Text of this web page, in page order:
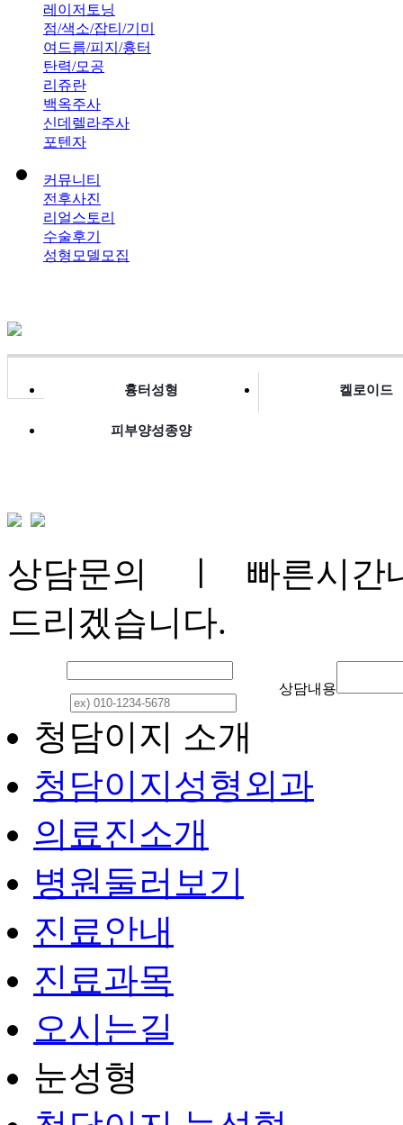
레이저토닝
점/색소/잡티/기미
여드름/피지/흉터
탄력/모공
리쥬란
백옥주사
신데렐라주사
포텐자
커뮤니티
전후사진
리얼스토리
수술후기
성형모델모집
흉터성형 켈로이드
피부양성종양
상담문의
ㅣ 빠른시간
드리겠습니다.
상담내용
청담이지 소개
청담이지성형외과
의료진소개
병원둘러보기
진료안내
진료과목
오시는길
눈성형